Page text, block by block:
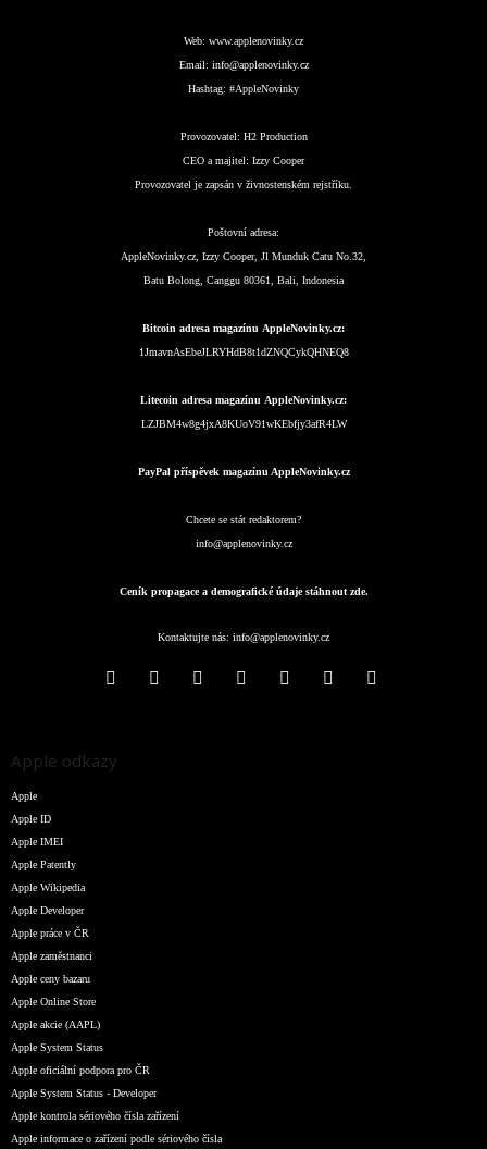
Web: www.applenovinky.cz
Email: info@applenovinky.cz
Hashtag: #AppleNovinky
Provozovatel: H2 Production
CEO a majitel: Izzy Cooper
Provozovatel je zapsán v živnostenském rejstříku.
Poštovní adresa:
AppleNovinky.cz, Izzy Cooper, Jl Munduk Catu No.32,
Batu Bolong, Canggu 80361, Bali, Indonesia
Bitcoin adresa magazínu AppleNovinky.cz:
1JmavnAsEbeJLRYHdB8t1dZNQCykQHNEQ8
Litecoin adresa magazínu AppleNovinky.cz:
LZJBM4w8g4jxA8KUoV91wKEbfjy3afR4LW
PayPal příspěvek magazínu AppleNovinky.cz
Chcete se stát redaktorem?
info@applenovinky.cz
Ceník propagace a demografické údaje stáhnout zde.
Kontaktujte nás: info@applenovinky.cz
Apple odkazy
Apple
Apple ID
Apple IMEI
Apple Patently
Apple Wikipedia
Apple Developer
Apple práce v ČR
Apple zaměstnanci
Apple ceny bazaru
Apple Online Store
Apple akcie (AAPL)
Apple System Status
Apple oficiální podpora pro ČR
Apple System Status - Developer
Apple kontrola sériového čísla zařízení
Apple informace o zařízení podle sériového čísla